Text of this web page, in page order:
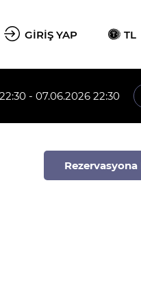
GİRİŞ YAP TL
- 07.06.2026 22:30